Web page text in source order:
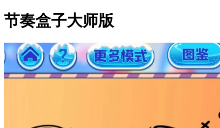
节奏盒子大师版